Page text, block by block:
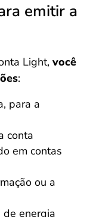
emitir a
Light, você
:
para a
conta
em contas
ou a
de energia